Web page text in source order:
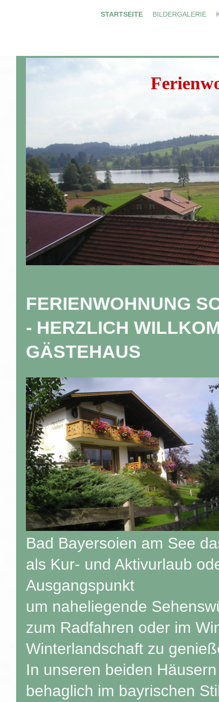
STARTSEITE BILDERGALERIE
FERIENWOHNUNG
- HERZLICH
GÄSTEHAUS
Bad Bayersoien am See
als Kur- und Aktivurlaub
Ausgangspunkt
um naheliegende
zum Radfahren oder im
Winterlandschaft zu
In unseren beiden
behaglich im bayrischen